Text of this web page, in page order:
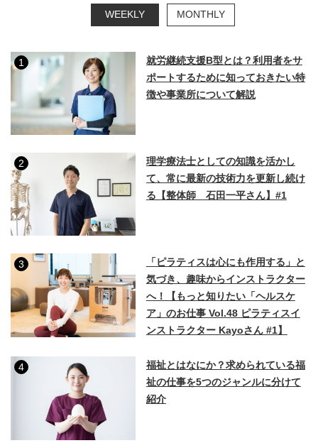
WEEKLY MONTHLY
1
就労継続支援B型とは？利用者をサ
ポートするために知っておきたい特
徴や事業所について解説
2
理学療法士としての知識を活かし
て、常に最新の技術力を更新し続け
る【整体師 石田一平さん】#1
3
「ピラティスは心にも作用する」と
気づき、趣味からインストラクター
へ！【もっと知りたい「ヘルスケ
ア」のお仕事 Vol.48 ピラティスイ
ンストラクター Kayoさん #1】
4
福祉とはなにか？求められている福
祉の仕事を5つのジャンルに分けて
紹介